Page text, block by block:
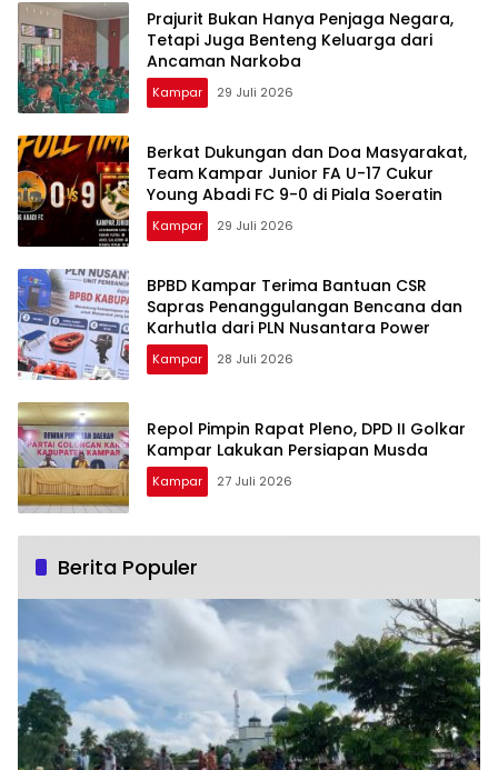
Prajurit Bukan Hanya Penjaga Negara,
Tetapi Juga Benteng Keluarga dari
Ancaman Narkoba
Kampar 29 Juli 2026
Berkat Dukungan dan Doa Masyarakat,
Team Kampar Junior FA U-17 Cukur
Young Abadi FC 9-0 di Piala Soeratin
Kampar 29 Juli 2026
BPBD Kampar Terima Bantuan CSR
Sapras Penanggulangan Bencana dan
Karhutla dari PLN Nusantara Power
Kampar 28 Juli 2026
Repol Pimpin Rapat Pleno, DPD II Golkar
Kampar Lakukan Persiapan Musda
Kampar 27 Juli 2026
Berita Populer